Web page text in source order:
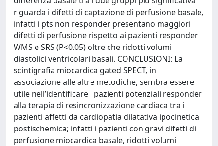
riguarda i difetti di captazione di perfusione basale,
infatti i pts non responder presentano maggiori
difetti di perfusione rispetto ai pazienti responder
WMS e SRS (P<0.05) oltre che ridotti volumi
diastolici ventricolari basali. CONCLUSIONI: La
scintigrafia miocardica gated SPECT, in
associazione alle altre metodiche, sembra essere
utile nell’identificare i pazienti potenziali responder
alla terapia di resincronizzazione cardiaca tra i
pazienti affetti da cardiopatia dilatativa ipocinetica
postischemica; infatti i pazienti con gravi difetti di
perfusione miocardica basale, ridotti volumi